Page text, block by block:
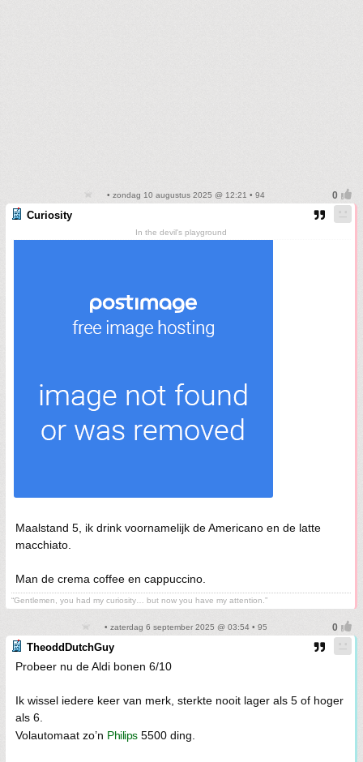
• zondag 10 augustus 2025 @ 12:21 • 94
Curiosity
In the devil's playground
Maalstand 5, ik drink voornamelijk de Americano en de latte
macchiato.
Man de crema coffee en cappuccino.
“Gentlemen, you had my curiosity… but now you have my attention.”
• zaterdag 6 september 2025 @ 03:54 • 95
TheoddDutchGuy
Probeer nu de Aldi bonen 6/10
Ik wissel iedere keer van merk, sterkte nooit lager als 5 of hoger
als 6.
Volautomaat zo’n Philips5500 ding.